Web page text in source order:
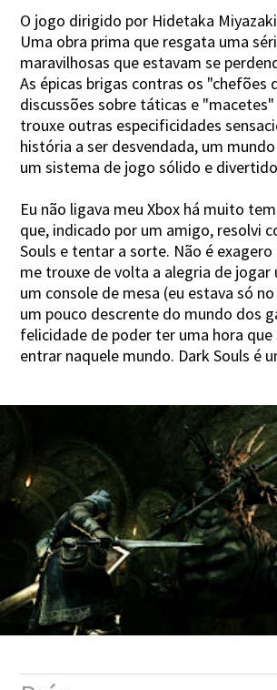
O jogo dirigido por Hidetaka
Uma obra prima que resgata uma
maravilhosas que estavam se
As épicas brigas contras os "chefões
discussões sobre táticas e
trouxe outras especificidades
história a ser desvendada, um
um sistema de jogo sólido e
Eu não ligava meu Xbox há muito
que, indicado por um amigo, resolvi
Souls e tentar a sorte. Não é
me trouxe de volta a alegria de jogar
um console de mesa (eu estava só
um pouco descrente do mundo dos
felicidade de poder ter uma hora que
entrar naquele mundo. Dark Souls é